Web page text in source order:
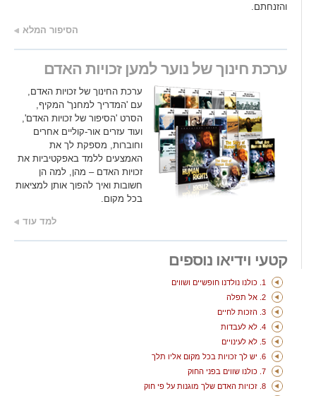
והזנחתם.
הסיפור המלא
ערכת חינוך של נוער למען זכויות האדם
ערכת החינוך של זכויות האדם,
עם 'המדריך למחנך' המקיף,
הסרט 'הסיפור של זכויות האדם',
ועוד עזרים אור-קוליים אחרים
וחוברות, מספקת לך את
האמצעים ללמד באפקטיביות את
זכויות האדם – מהן, למה הן
חשובות ואיך להפוך אותן למציאות
בכל מקום.
למד עוד
קטעי וידיאו נוספים
1. כולנו נולדנו חופשיים ושווים
2. אל תפלה
3. הזכות לחיים
4. לא לעבדות
5. לא לעינויים
6. יש לך זכויות בכל מקום אליו תלך
7. כולנו שווים בפני החוק
8. זכויות האדם שלך מוגנות על פי חוק